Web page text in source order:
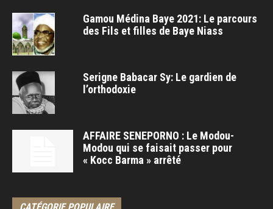
Gamou Médina Baye 2021: Le parcours
des Fils et filles de Baye Niass
Serigne Babacar Sy: Le gardien de
l’orthodoxie
AFFAIRE SENEPORNO : Le Modou-
Modou qui se faisait passer pour
« Kocc Barma » arrêté